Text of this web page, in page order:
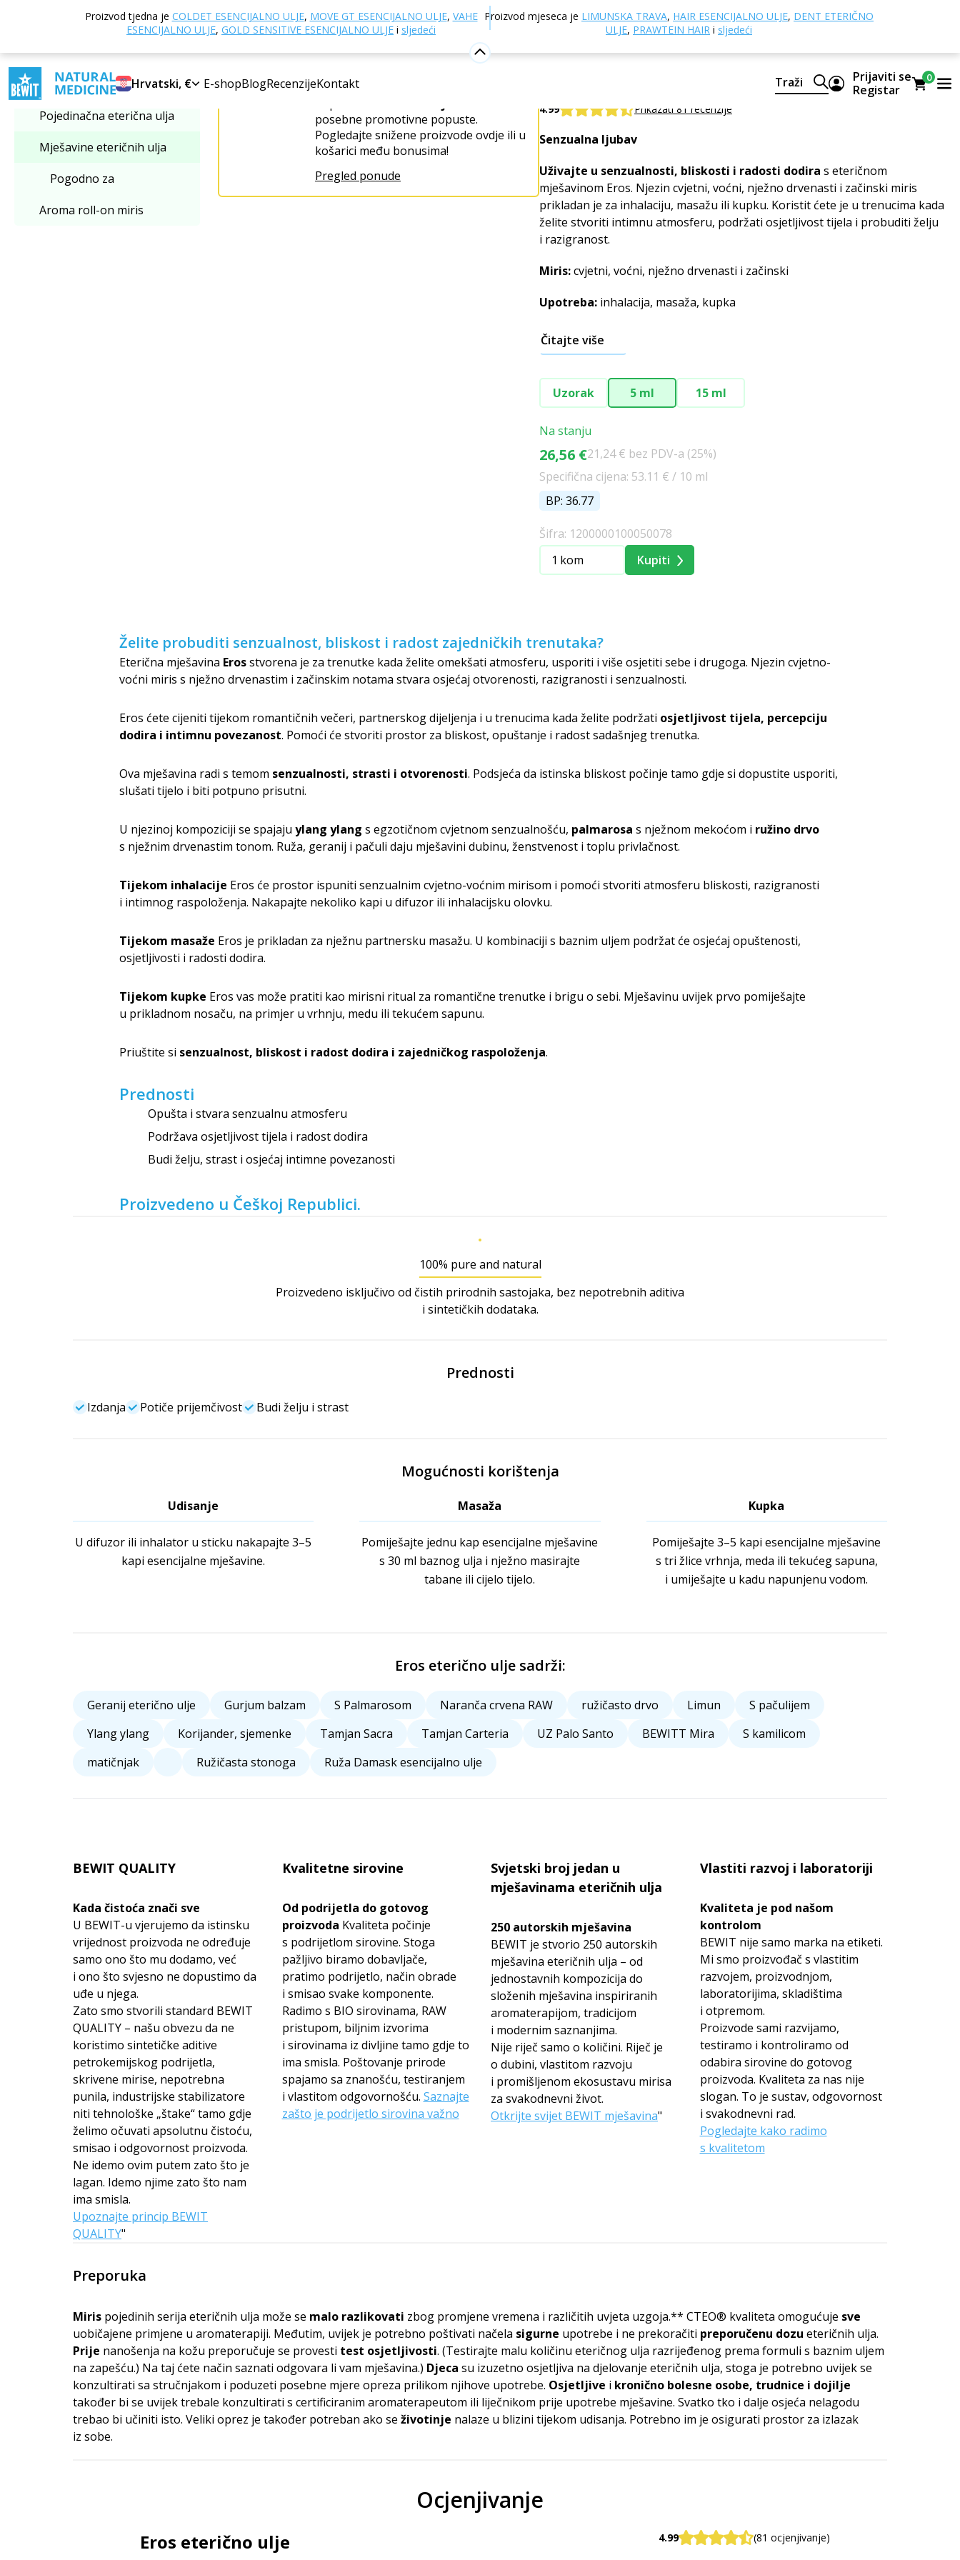
Proizvod tjedna je COLDET ESENCIJALNO ULJE, MOVE GT ESENCIJALNO ULJE, VAHE
ESENCIJALNO ULJE, GOLD SENSITIVE ESENCIJALNO ULJE i sljedeći
Proizvod mjeseca je LIMUNSKA TRAVA, HAIR ESENCIJALNO ULJE, DENT ETERIČNO
ULJE, PRAWTEIN HAIR i sljedeći
Hrvatski, € E-shopBlogRecenzijeKontakt Traži
Prijaviti se
Registar
0
Izaberi kategoriju
Mješavine eteričnih ulja
Pojedinačna eterična ulja
Mješavine eteričnih ulja
Pogodno za
Aroma roll-on miris
Doma Online trgovina Aromaterapija Eterična ulja Mješavine eteričnih ulja Eros eterično ulje
Jedinstveni bonus!
posebne promotivne popuste.
Pogledajte snižene proizvode ovdje ili u
košarici među bonusima!
Pregled ponude
Eros eterično ulje
100% čista i prirodna mješavina CTEO® eteričnih ulja
4.99 Prikazati 81 recenzije
Senzualna ljubav
Uživajte u senzualnosti, bliskosti i radosti dodira s eteričnom
mješavinom Eros. Njezin cvjetni, voćni, nježno drvenasti i začinski miris
prikladan je za inhalaciju, masažu ili kupku. Koristit ćete je u trenucima kada
želite stvoriti intimnu atmosferu, podržati osjetljivost tijela i probuditi želju
i razigranost.
Miris:cvjetni, voćni, nježno drvenasti i začinski
Upotreba: inhalacija, masaža, kupka
Čitajte više
Uzorak 5 ml 15 ml
Na stanju
26,56 €21,24 € bez PDV-a (25%)
Specifična cijena: 53.11 € / 10 ml
BP: 36.77
Šifra: 1200000100050078
kom
Kupiti
Želite probuditi senzualnost, bliskost i radost zajedničkih trenutaka?
Eterična mješavina Erosstvorena je za trenutke kada želite omekšati atmosferu, usporiti i više osjetiti sebe i drugoga. Njezin cvjetno-
voćni miris s nježno drvenastim i začinskim notama stvara osjećaj otvorenosti, razigranosti i senzualnosti.
Eros ćete cijeniti tijekom romantičnih večeri, partnerskog dijeljenja i u trenucima kada želite podržati osjetljivost tijela, percepciju
dodira i intimnu povezanost. Pomoći će stvoriti prostor za bliskost, opuštanje i radost sadašnjeg trenutka.
Ova mješavina radi s temom senzualnosti, strasti i otvorenosti. Podsjeća da istinska bliskost počinje tamo gdje si dopustite usporiti,
slušati tijelo i biti potpuno prisutni.
U njezinoj kompoziciji se spajaju ylang ylang s egzotičnom cvjetnom senzualnošću, palmarosa s nježnom mekoćom i ružino drvo
s nježnim drvenastim tonom. Ruža, geranij i pačuli daju mješavini dubinu, ženstvenost i toplu privlačnost.
Tijekom inhalacije Eros će prostor ispuniti senzualnim cvjetno-voćnim mirisom i pomoći stvoriti atmosferu bliskosti, razigranosti
i intimnog raspoloženja. Nakapajte nekoliko kapi u difuzor ili inhalacijsku olovku.
Tijekom masaže Eros je prikladan za nježnu partnersku masažu. U kombinaciji s baznim uljem podržat će osjećaj opuštenosti,
osjetljivosti i radosti dodira.
Tijekom kupke Eros vas može pratiti kao mirisni ritual za romantične trenutke i brigu o sebi. Mješavinu uvijek prvo pomiješajte
u prikladnom nosaču, na primjer u vrhnju, medu ili tekućem sapunu.
Priuštite si senzualnost, bliskost i radost dodira i zajedničkog raspoloženja.
Prednosti
Opušta i stvara senzualnu atmosferu
Podržava osjetljivost tijela i radost dodira
Budi želju, strast i osjećaj intimne povezanosti
Proizvedeno u Češkoj Republici.
100% pure and natural
Proizvedeno isključivo od čistih prirodnih sastojaka, bez nepotrebnih aditiva
i sintetičkih dodataka.
Prednosti
Izdanja Potiče prijemčivost Budi želju i strast
Mogućnosti korištenja
Udisanje
U difuzor ili inhalator u sticku nakapajte 3–5
kapi esencijalne mješavine.
Masaža
Pomiješajte jednu kap esencijalne mješavine
s 30 ml baznog ulja i nježno masirajte
tabane ili cijelo tijelo.
Kupka
Pomiješajte 3–5 kapi esencijalne mješavine
s tri žlice vrhnja, meda ili tekućeg sapuna,
i umiješajte u kadu napunjenu vodom.
Eros eterično ulje sadrži:
Geranij eterično ulje Gurjum balzam S Palmarosom Naranča crvena RAW ružičasto drvo Limun
S pačulijem
Ylang ylang
Korijander, sjemenke Tamjan Sacra Tamjan Carteria UZ Palo Santo BEWITT Mira
S kamilicom
matičnjak
Ružičasta stonoga Ruža Damask esencijalno ulje
BEWIT QUALITY
Kada čistoća znači sve
U BEWIT-u vjerujemo da istinsku
vrijednost proizvoda ne određuje
samo ono što mu dodamo, već
i ono što svjesno ne dopustimo da
uđe u njega.
Zato smo stvorili standard BEWIT
QUALITY – našu obvezu da ne
koristimo sintetičke aditive
petrokemijskog podrijetla,
skrivene mirise, nepotrebna
punila, industrijske stabilizatore
niti tehnološke „štake“ tamo gdje
želimo očuvati apsolutnu čistoću,
smisao i odgovornost proizvoda.
Ne idemo ovim putem zato što je
lagan. Idemo njime zato što nam
ima smisla.
Upoznajte princip BEWIT
QUALITY"
Kvalitetne sirovine
Od podrijetla do gotovog
proizvoda Kvaliteta počinje
s podrijetlom sirovine. Stoga
pažljivo biramo dobavljače,
pratimo podrijetlo, način obrade
i smisao svake komponente.
Radimo s BIO sirovinama, RAW
pristupom, biljnim izvorima
i sirovinama iz divljine tamo gdje to
ima smisla. Poštovanje prirode
spajamo sa znanošću, testiranjem
i vlastitom odgovornošću. Saznajte
zašto je podrijetlo sirovina važno
Svjetski broj jedan u
mješavinama eteričnih ulja
250 autorskih mješavina
BEWIT je stvorio 250 autorskih
mješavina eteričnih ulja – od
jednostavnih kompozicija do
složenih mješavina inspiriranih
aromaterapijom, tradicijom
i modernim saznanjima.
Nije riječ samo o količini. Riječ je
o dubini, vlastitom razvoju
i promišljenom ekosustavu mirisa
za svakodnevni život.
Otkrijte svijet BEWIT mješavina"
Vlastiti razvoj i laboratoriji
Kvaliteta je pod našom
kontrolom
BEWIT nije samo marka na etiketi.
Mi smo proizvođač s vlastitim
razvojem, proizvodnjom,
laboratorijima, skladištima
i otpremom.
Proizvode sami razvijamo,
testiramo i kontroliramo od
odabira sirovine do gotovog
proizvoda. Kvaliteta za nas nije
slogan. To je sustav, odgovornost
i svakodnevni rad.
Pogledajte kako radimo
s kvalitetom
Preporuka
Miris pojedinih serija eteričnih ulja može se malo razlikovati zbog promjene vremena i različitih uvjeta uzgoja.** CTEO® kvaliteta omogućuje sve
uobičajene primjene u aromaterapiji. Međutim, uvijek je potrebno poštivati načela sigurne upotrebe i ne prekoračiti preporučenu dozu eteričnih ulja.
Prije nanošenja na kožu preporučuje se provesti test osjetljivosti. (Testirajte malu količinu eteričnog ulja razrijeđenog prema formuli s baznim uljem
na zapešću.) Na taj ćete način saznati odgovara li vam mješavina.) Djeca su izuzetno osjetljiva na djelovanje eteričnih ulja, stoga je potrebno uvijek se
konzultirati sa stručnjakom i poduzeti posebne mjere opreza prilikom njihove upotrebe. Osjetljive i kronično bolesne osobe, trudnice i dojilje
također bi se uvijek trebale konzultirati s certificiranim aromaterapeutom ili liječnikom prije upotrebe mješavine. Svatko tko i dalje osjeća nelagodu
trebao bi učiniti isto. Veliki oprez je također potreban ako se životinje nalaze u blizini tijekom udisanja. Potrebno im je osigurati prostor za izlazak
iz sobe.
Ocjenjivanje
Eros eterično ulje 4.99 (81 ocjenjivanje)